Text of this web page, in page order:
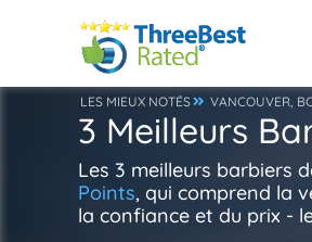
LES MIEUX NOTÉS VANCOUVER,
3 Meilleurs
Les 3 meilleurs barbiers
Points, qui comprend la
la confiance et du prix -